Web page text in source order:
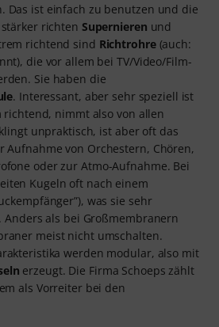
Das ist einfach zu benutzen und die
richten Supernieren und
richtend sind Richtrohre(auch:
die vor allem bei TV/Video/Film-
Sie haben die
. Interessant, aber sehr speziell ist
richtend, nimmt also von allen
unpraktisch, ist aber oft das
Aufnahme von Orchestern, Chören,
oder zur Atmo-Aufnahme. Bei
Kugeln oft nach einem
was sie sehr
als bei Großmembranern
meist nicht umschalten.
werden modular, also mit
erzeugt. Die Firma Schoeps zählt
als Vorreiter bei den